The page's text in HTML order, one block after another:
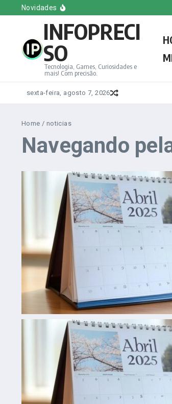
Ir para o conteúdo
Novidades
Conheça o Novo Papa Leão
Melhores Sites e Blogs de
Melhores sites e Blogs de
Saiba tudo sobre a votação do
INFOPRECI
SO
Tecnologia, Games, Curiosidades e
mais! Com precisão.
sexta-feira, agosto 7, 2026
Home / noticias
Navegando